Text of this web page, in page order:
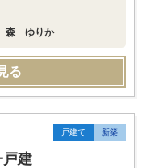
森 ゆりか
る
戸建て 新築
戸建